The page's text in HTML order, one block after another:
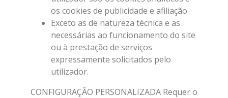
os cookies de publicidade e afiliação.
Exceto as de natureza técnica e as
necessárias ao funcionamento do site
ou à prestação de serviços
expressamente solicitados pelo
utilizador.
CONFIGURAÇÃO PERSONALIZADA Requer o